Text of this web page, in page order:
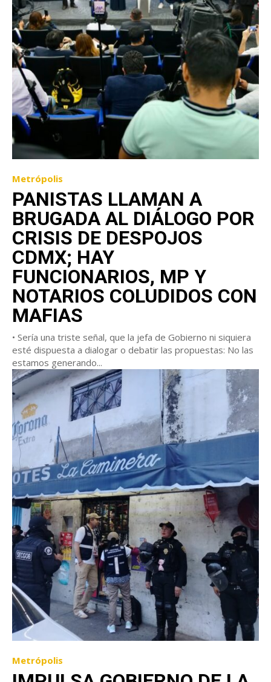
Metrópolis
PANISTAS LLAMAN A
BRUGADA AL DIÁLOGO POR
CRISIS DE DESPOJOS
CDMX; HAY
FUNCIONARIOS, MP Y
NOTARIOS COLUDIDOS CON
MAFIAS
• Sería una triste señal, que la jefa de Gobierno ni siquiera
esté dispuesta a dialogar o debatir las propuestas: No las
estamos generando...
Metrópolis